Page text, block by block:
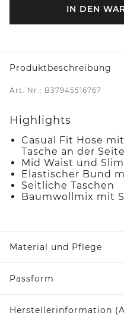
IN DEN
Produktbeschreibung
Art. Nr.: B37945516767
Highlights
Casual Fit Hose
Tasche an der Seite
Mid Waist und
Elastischer Bund
Seitliche Taschen
Baumwollmix mit
Material und Pflege
Passform
Herstellerinformation